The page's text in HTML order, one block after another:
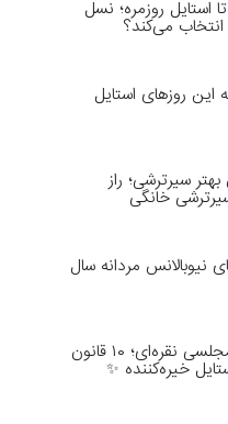
استایل روزمره؛ نسل
می‌کند؟
این روزهای استایل
سیرترشی؛ راز
خانگی
نیوبالانس مردانه سال
ست کردن لباس مجلسی نقره‌ای؛ ۱۰ قانون
خیره‌کننده ✨